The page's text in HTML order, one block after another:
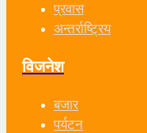
प्रवास
अन्तर्राष्ट्रिय
विजनेश
बजार
पर्यटन